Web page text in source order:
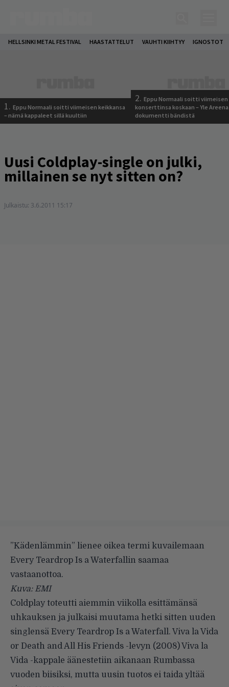
HELLSINKI METAL FESTIVAL HAASTATTELUT VAUHTI KIIHTYY IGNOSTOT
1. Eppu Normaali soitti viimeisen keikkansa
– nämä kappaleet sillä kuultiin
2. Eppu Normaali soitti viimeisen
konserttinsa koskaan – Yle
dokumentti bändistä
Uusi Coldplay-single on julki,
millainen se nyt sitten on?
Julkaistu: 3.6.2011 15:17
”Kädenlämmin” lienee oikea termi kuvailemaan
Every Teardrop Is a Waterfallin saamaa
vastaanottoa.
Kuva: EMI
Coldplay toteutti aiemmin viikolla esittämänsä
uhkauksen ja julkaisi muutama hetki sitten uuden
singlensä Every Teardrop Is a Waterfall. Viva la Vida
or Death and All His Friends -levyn (2008) Viva la
Vida -kappale äänestetiin aikanaan Rumbassa
vuoden biisiksi, mutta uusin tuotos ei taida yltää